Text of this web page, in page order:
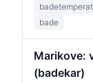
bade
Marikove:
(badekar)